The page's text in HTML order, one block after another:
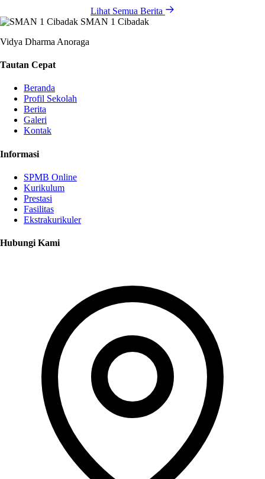
Lihat Semua Berita
SMAN 1 Cibadak
Vidya Dharma Anoraga
Tautan Cepat
Beranda
Profil Sekolah
Berita
Galeri
Kontak
Informasi
SPMB Online
Kurikulum
Prestasi
Fasilitas
Ekstrakurikuler
Hubungi Kami